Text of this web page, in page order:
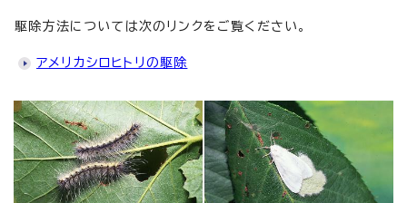
駆除方法については次のリンクをご覧ください。
アメリカシロヒトリの駆除